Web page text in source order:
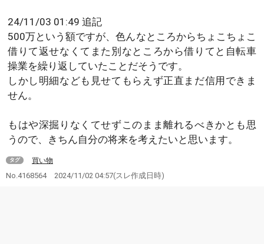
24/11/03 01:49 追記
500万という額ですが、色んなところからちょこちょこ
借りて返せなくてまた別なところから借りてと自転車
操業を繰り返していたことだそうです。
しかし明細なども見せてもらえず正直まだ信用できま
せん。
もはや深掘りなくてせずこのまま離れるべきかとも思
うので、きちん自分の将来を考えたいと思います。
タグ 買い物
No.4168564 2024/11/02 04:57(スレ作成日時)